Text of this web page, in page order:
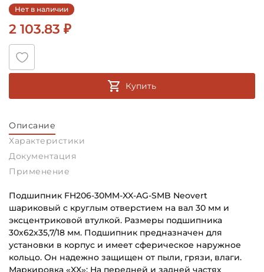
Нет в наличии
2 103.83 ₽
Купить
Описание
Характеристики
Применение
Документация
Подшипник FH206-30MM-XX-AG-SMB Neovert
шариковый с круглым отверстием на вал 30 мм и
эксцентриковой втулкой. Размеры подшипника
30х62х35,7/18 мм. Подшипник предназначен для
установки в корпус и имеет сферическое наружное
кольцо. Он надежно защищен от пыли, грязи, влаги.